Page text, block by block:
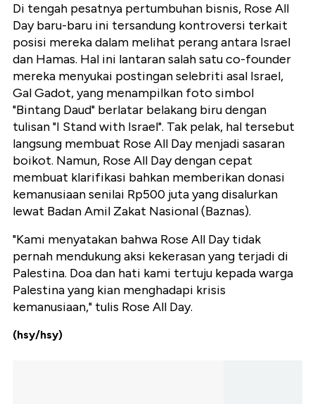
Di tengah pesatnya pertumbuhan bisnis, Rose All
Day baru-baru ini tersandung kontroversi terkait
posisi mereka dalam melihat perang antara Israel
dan Hamas. Hal ini lantaran salah satu co-founder
mereka menyukai postingan selebriti asal Israel,
Gal Gadot, yang menampilkan foto simbol
"Bintang Daud" berlatar belakang biru dengan
tulisan "I Stand with Israel". Tak pelak, hal tersebut
langsung membuat Rose All Day menjadi sasaran
boikot. Namun, Rose All Day dengan cepat
membuat klarifikasi bahkan memberikan donasi
kemanusiaan senilai Rp500 juta yang disalurkan
lewat Badan Amil Zakat Nasional (Baznas).
"Kami menyatakan bahwa Rose All Day tidak
pernah mendukung aksi kekerasan yang terjadi di
Palestina. Doa dan hati kami tertuju kepada warga
Palestina yang kian menghadapi krisis
kemanusiaan," tulis Rose All Day.
(hsy/hsy)